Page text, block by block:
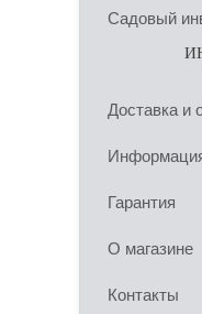
Садовый
Доставка и
Гарантия
О магазине
Контакты